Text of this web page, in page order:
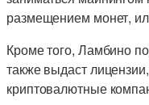
размещением монет,
Кроме того, Ламбино
также выдаст
криптовалютные